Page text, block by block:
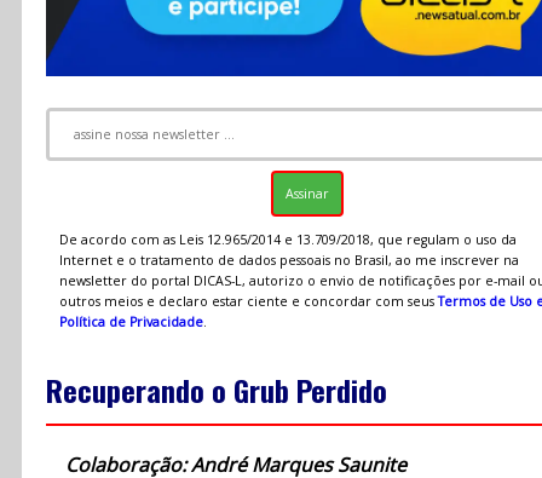
De acordo com as Leis 12.965/2014 e 13.709/2018, que regulam o uso da
Internet e o tratamento de dados pessoais no Brasil, ao me inscrever na
newsletter do portal DICAS-L, autorizo o envio de notificações por e-mail
outros meios e declaro estar ciente e concordar com seusTermos de Uso
Política de Privacidade.
Recuperando o Grub Perdido
Colaboração: André Marques Saunite